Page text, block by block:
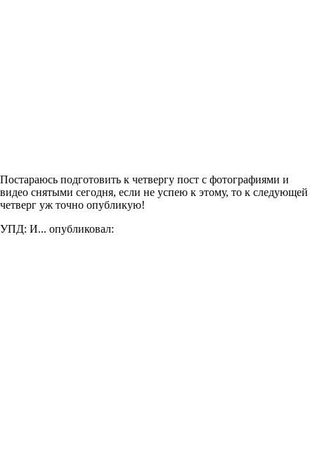
Постараюсь подготовить к четвергу пост с фотографиями и
видео снятыми сегодня, если не успею к этому, то к следующей
четверг уж точно опубликую!
УПД: И... опубликовал: